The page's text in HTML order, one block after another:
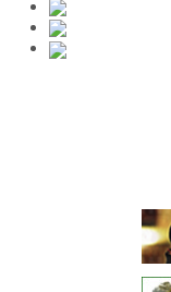
Ośrodek Reh-Szkol
Sprawozdania